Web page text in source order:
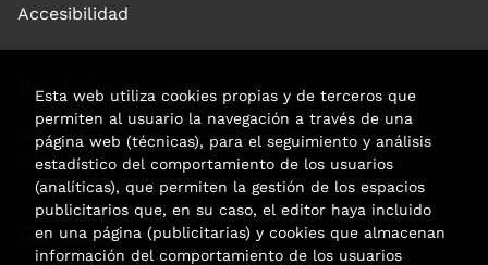
Accesibilidad
Puede interesarte
Noticias
Agenda
Contacto
Esta web utiliza cookies propias y de terceros que
permiten al usuario la navegación a través de una
página web (técnicas), para el seguimiento y análisis
estadístico del comportamiento de los usuarios
(analíticas), que permiten la gestión de los espacios
publicitarios que, en su caso, el editor haya incluido
en una página (publicitarias) y cookies que almacenan
información del comportamiento de los usuarios